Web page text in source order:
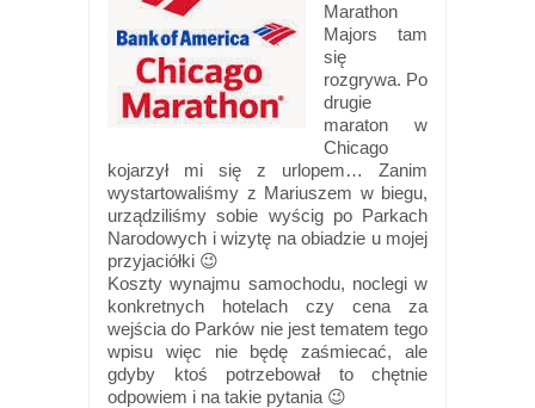
Marathon
Majors tam
się
rozgrywa. Po
drugie
maraton w
Chicago
kojarzył mi się z urlopem… Zanim
wystartowaliśmy z Mariuszem w biegu,
urządziliśmy sobie wyścig po Parkach
Narodowych i wizytę na obiadzie u mojej
przyjaciółki 😉
Koszty wynajmu samochodu, noclegi w
konkretnych hotelach czy cena za
wejścia do Parków nie jest tematem tego
wpisu więc nie będę zaśmiecać, ale
gdyby ktoś potrzebował to chętnie
odpowiem i na takie pytania 😉